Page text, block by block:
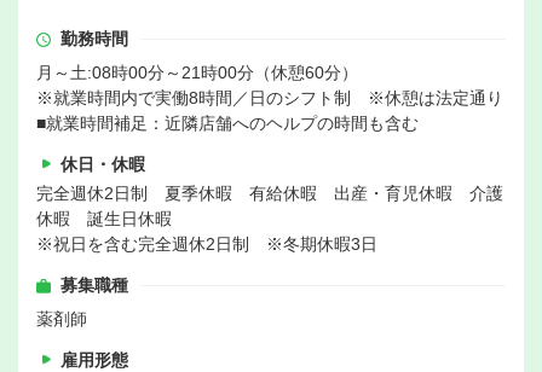
勤務時間
月～土:08時00分～21時00分（休憩60分）
※就業時間内で実働8時間／日のシフト制 ※休憩は法定通り
■就業時間補足：近隣店舗へのヘルプの時間も含む
休日・休暇
完全週休2日制 夏季休暇 有給休暇 出産・育児休暇 介護
休暇 誕生日休暇
※祝日を含む完全週休2日制 ※冬期休暇3日
募集職種
薬剤師
雇用形態